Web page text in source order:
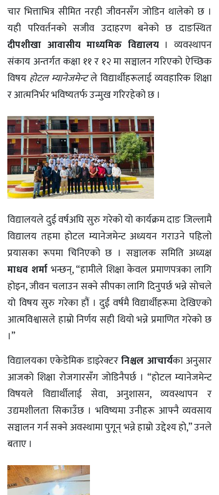
चार भित्ताभित्र सीमित नरही जीवनसँग जोडिन थालेको छ ।
यही परिवर्तनको सजीव उदाहरण बनेको छ दाङस्थित
दीपशीखा आवासीय माध्यमिक विद्यालय। व्यवस्थापन
संकाय अन्तर्गत कक्षा ११ र १२ मा सञ्चालन गरिएको ऐच्छिक
विषय होटल म्यानेजमेन्टले विद्यार्थीहरूलाई व्यवहारिक शिक्षा
र आत्मनिर्भर भविष्यतर्फ उन्मुख गरिरहेको छ ।
विद्यालयले दुई वर्षअघि सुरु गरेको यो कार्यक्रम दाङ जिल्लामै
विद्यालय तहमा होटल म्यानेजमेन्ट अध्ययन गराउने पहिलो
प्रयासका रूपमा चिनिएको छ । सञ्चालक समिति अध्यक्ष
माधव शर्मा भन्छन्, “हामीले शिक्षा केवल प्रमाणपत्रका लागि
होइन, जीवन चलाउन सक्ने सीपका लागि दिनुपर्छ भन्ने सोचले
यो विषय सुरु गरेका हौं । दुई वर्षमै विद्यार्थीहरूमा देखिएको
आत्मविश्वासले हाम्रो निर्णय सही थियो भन्ने प्रमाणित गरेको छ
।”
विद्यालयका एकेडेमिक डाइरेक्टरनिश्चल आचार्यका अनुसार
आजको शिक्षा रोजगारसँग जोडिनैपर्छ । “होटल म्यानेजमेन्ट
विषयले विद्यार्थीलाई सेवा, अनुशासन, व्यवस्थापन र
उद्यमशीलता सिकाउँछ । भविष्यमा उनीहरू आफ्नै व्यवसाय
सञ्चालन गर्न सक्ने अवस्थामा पुगून् भन्ने हाम्रो उद्देश्य हो,” उनले
बताए ।